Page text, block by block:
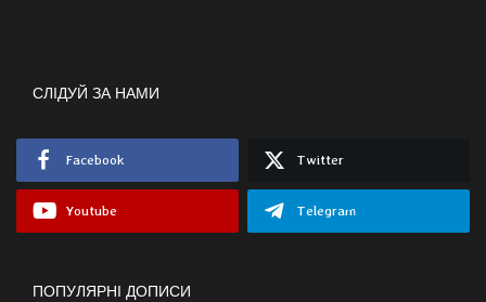
СЛІДУЙ ЗА НАМИ
Facebook Twitter
Youtube Telegram
ПОПУЛЯРНІ ДОПИСИ